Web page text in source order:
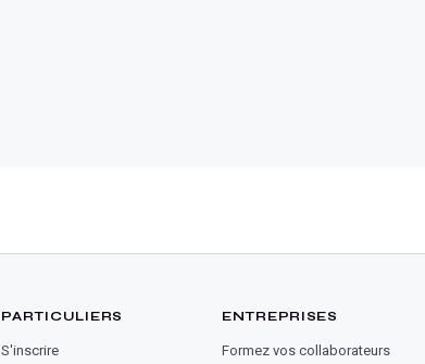
PARTICULIERS
S'inscrire
ENTREPRISES
Formez vos collaborateurs